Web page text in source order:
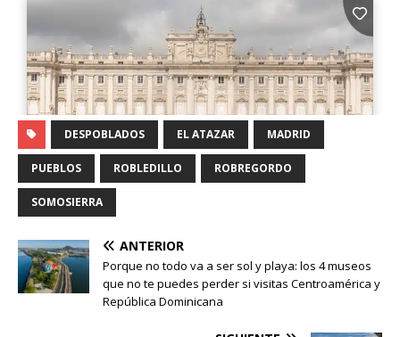
DESPOBLADOS EL ATAZAR MADRID
PUEBLOS ROBLEDILLO ROBREGORDO
SOMOSIERRA
ANTERIOR
Porque no todo va a ser sol y playa: los 4 museos
que no te puedes perder si visitas Centroamérica y
República Dominicana